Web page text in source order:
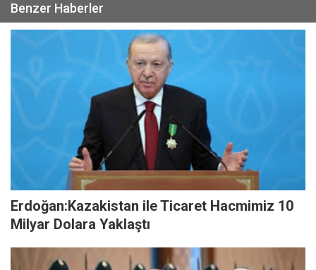
Benzer Haberler
Erdoğan:Kazakistan ile Ticaret Hacmimiz 10
Milyar Dolara Yaklaştı